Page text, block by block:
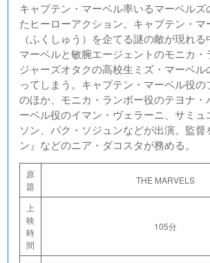
キャプテン・マーベル率いるマーベルズ
たヒーローアクション。キャプテン・
（ふくしゅう）を企てる謎の敵が現れる
マーベルと敏腕エージェントのモニカ・
ジャーズオタクの高校生ミズ・マーベル
ってしまう。キャプテン・マーベル役
のほか、モニカ・ランボー役のテヨナ・
ーベル役のイマン・ヴェラーニ、サミュ
ソン、パク・ソジュンなどが出演。監
ン』などのニア・ダコスタが務める。
原
題
THE MARVELS
上
映
時
間
105分